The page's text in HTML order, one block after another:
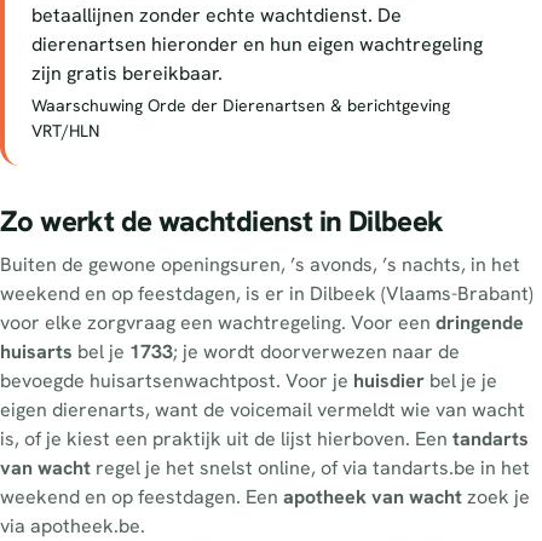
betaallijnen zonder echte wachtdienst. De
dierenartsen hieronder en hun eigen wachtregeling
zijn gratis bereikbaar.
Waarschuwing Orde der Dierenartsen & berichtgeving
VRT/HLN
Zo werkt de wachtdienst in Dilbeek
Buiten de gewone openingsuren, ’s avonds, ’s nachts, in het
weekend en op feestdagen, is er in Dilbeek (Vlaams-Brabant)
voor elke zorgvraag een wachtregeling. Voor een dringende
huisarts bel je 1733; je wordt doorverwezen naar de
bevoegde huisartsenwachtpost. Voor je huisdier bel je je
eigen dierenarts, want de voicemail vermeldt wie van wacht
is, of je kiest een praktijk uit de lijst hierboven. Een tandarts
van wacht regel je het snelst online, of via tandarts.be in het
weekend en op feestdagen. Een apotheek van wachtzoek je
via apotheek.be.